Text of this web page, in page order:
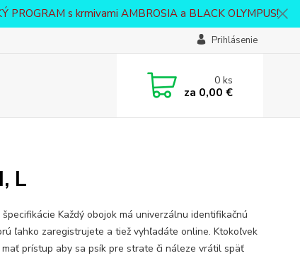
PROGRAM s krmivami AMBROSIA a BLACK OLYMPUS!
Prihlásenie
0ks
za 0,00 €
L
Každý obojok má univerzálnu identifikačnú
ľahko zaregistrujete a tiež vyhľadáte online. Ktokoľvek
mať prístup aby sa psík pre strate či náleze vrátil späť